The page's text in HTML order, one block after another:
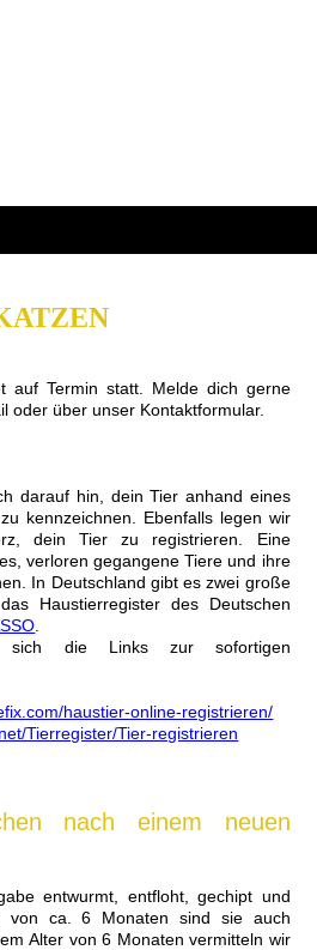
auf Termin statt. Melde dich gerne
oder über unser Kontaktformular.
darauf hin, dein Tier anhand eines
kennzeichnen. Ebenfalls legen wir
dein Tier zu registrieren. Eine
verloren gegangene Tiere und ihre
In Deutschland gibt es zwei große
das Haustierregister des Deutschen
sich die Links zur sofortigen
haustier-online-registrieren/
Tierregister/Tier-registrieren
nach einem neuen
entwurmt, entfloht, gechipt und
von ca. 6 Monaten sind sie auch
Alter von 6 Monaten vermitteln wir